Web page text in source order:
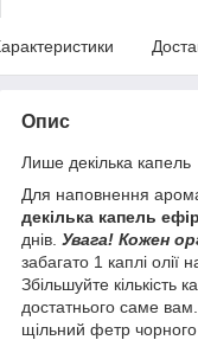
Опис
Лише декілька капель
Для наповнення
декілька капель
днів. Увага! Кожен
забагато 1 каплі олії
Збільшуйте кількість
достатнього саме
щільний фетр